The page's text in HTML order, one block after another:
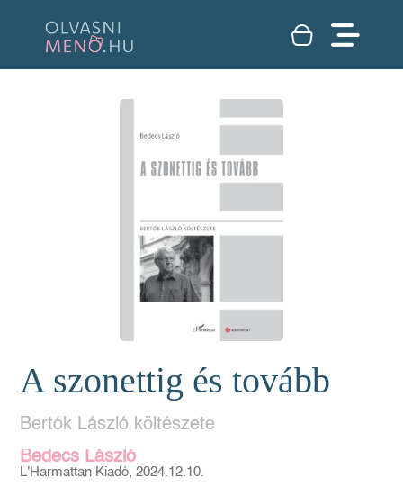
A szonettig és tovább
Bertók László költészete
Bedecs László
L'Harmattan Kiadó, 2024.12.10.